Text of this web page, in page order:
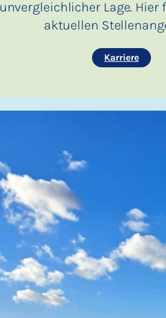
unvergleichlicher Lage. Hier
aktuellen
Karriere